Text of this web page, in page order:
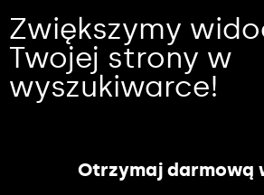
Zwiększymy
Twojej strony w
wyszukiwarce!
Otrzymaj darmową